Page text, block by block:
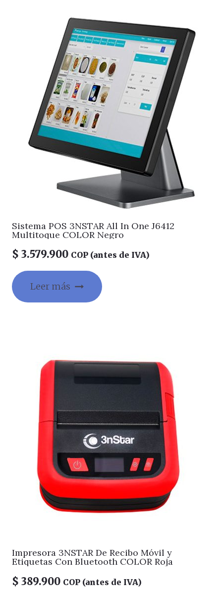
Sistema POS 3NSTAR All In One J6412
Multitoque COLOR Negro
$ 3.579.900 COP (antes de IVA)
Leer más
Impresora 3NSTAR De Recibo Móvil y
Etiquetas Con Bluetooth COLOR Roja
$ 389.900 COP (antes de IVA)